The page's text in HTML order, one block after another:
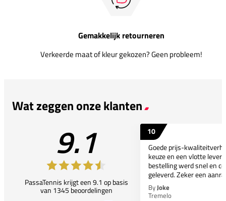
Gemakkelijk retourneren
Verkeerde maat of kleur gekozen? Geen probleem!
Wat zeggen onze klanten
9.1
PassaTennis krijgt een 9.1 op basis
van 1345 beoordelingen
10
Goede prijs-
keuze en een vlotte
bestelling werd snel en
geleverd. Zeker een
ByJoke
Tremelo